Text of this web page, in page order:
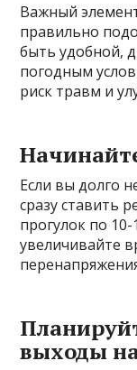
Важный
правильно
быть удобной,
погодным
риск травм и
Если вы долго
сразу ставить
прогулок по
увеличивайте
выходы